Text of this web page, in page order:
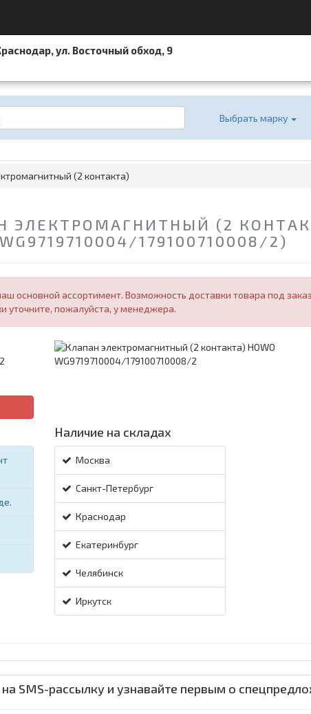
ул. Восточный обход, 9
Выбрать марку
(2 контакта)
ЭЛЕКТРОМАГНИТНЫЙ (2
179100710008/2)
основной ассортимент. Возможность доставки товара под
уточните, пожалуйста, у менеджера.
Наличие на складах
Москва
Санкт-Петербург
Краснодар
Екатеринбург
Челябинск
Иркутск
SMS-рассылку и узнавайте первым о